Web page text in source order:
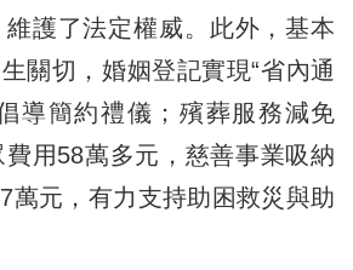
護了法定權威。此外，基本
關切，婚姻登記實現“省內通
導簡約禮儀；殯葬服務減免
用58萬多元，慈善事業吸納
萬元，有力支持助困救災與助